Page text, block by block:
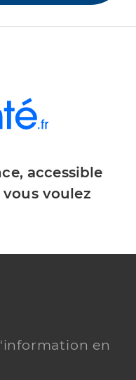
accessible
voulez
en